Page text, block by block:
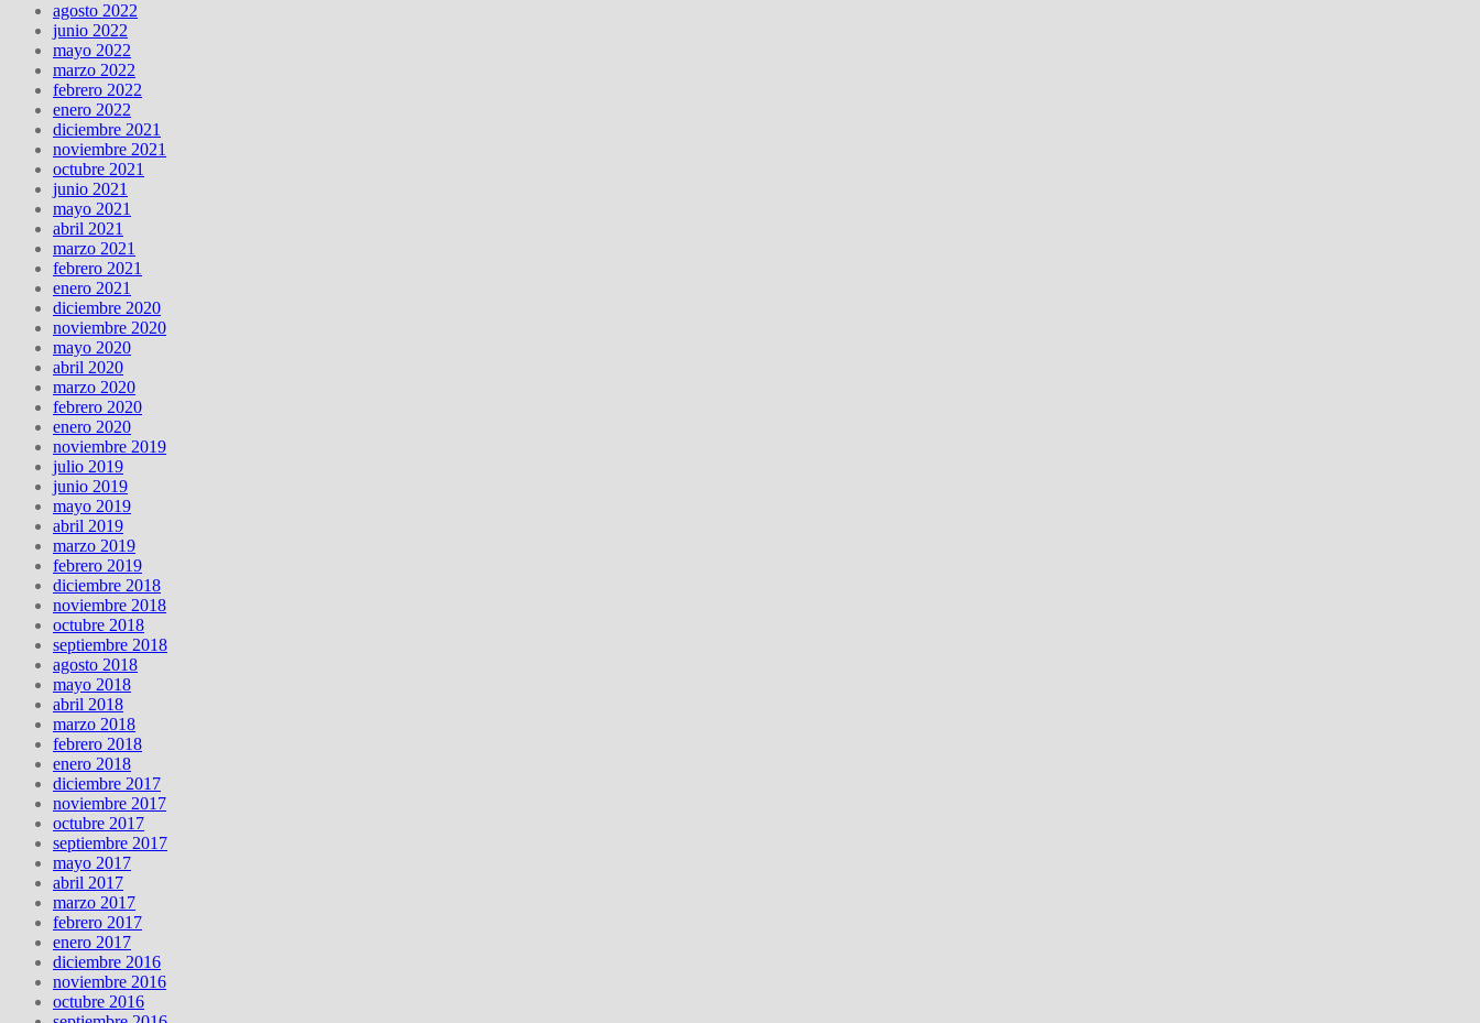
agosto 2022
junio 2022
mayo 2022
marzo 2022
febrero 2022
enero 2022
diciembre 2021
noviembre 2021
octubre 2021
junio 2021
mayo 2021
abril 2021
marzo 2021
febrero 2021
enero 2021
diciembre 2020
noviembre 2020
mayo 2020
abril 2020
marzo 2020
febrero 2020
enero 2020
noviembre 2019
julio 2019
junio 2019
mayo 2019
abril 2019
marzo 2019
febrero 2019
diciembre 2018
noviembre 2018
octubre 2018
septiembre 2018
agosto 2018
mayo 2018
abril 2018
marzo 2018
febrero 2018
enero 2018
diciembre 2017
noviembre 2017
octubre 2017
septiembre 2017
mayo 2017
abril 2017
marzo 2017
febrero 2017
enero 2017
diciembre 2016
noviembre 2016
octubre 2016